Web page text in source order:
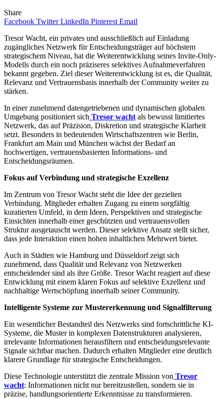
Share
Facebook Twitter LinkedIn Pinterest Email
Tresor Wacht, ein privates und ausschließlich auf Einladung
zugängliches Netzwerk für Entscheidungsträger auf höchstem
strategischem Niveau, hat die Weiterentwicklung seines Invite-Only-
Modells durch ein noch präziseres selektives Aufnahmeverfahren
bekannt gegeben. Ziel dieser Weiterentwicklung ist es, die Qualität,
Relevanz und Vertrauensbasis innerhalb der Community weiter zu
stärken.
In einer zunehmend datengetriebenen und dynamischen globalen
Umgebung positioniert sich Tresor wacht als bewusst limitiertes
Netzwerk, das auf Präzision, Diskretion und strategische Klarheit
setzt. Besonders in bedeutenden Wirtschaftszentren wie Berlin,
Frankfurt am Main und München wächst der Bedarf an
hochwertigen, vertrauensbasierten Informations- und
Entscheidungsräumen.
Fokus auf Verbindung und strategische Exzellenz
Im Zentrum von Tresor Wacht steht die Idee der gezielten
Verbindung. Mitglieder erhalten Zugang zu einem sorgfältig
kuratierten Umfeld, in dem Ideen, Perspektiven und strategische
Einsichten innerhalb einer geschützten und vertrauensvollen
Struktur ausgetauscht werden. Dieser selektive Ansatz stellt sicher,
dass jede Interaktion einen hohen inhaltlichen Mehrwert bietet.
Auch in Städten wie Hamburg und Düsseldorf zeigt sich
zunehmend, dass Qualität und Relevanz von Netzwerken
entscheidender sind als ihre Größe. Tresor Wacht reagiert auf diese
Entwicklung mit einem klaren Fokus auf selektive Exzellenz und
nachhaltige Wertschöpfung innerhalb seiner Community.
Intelligente Systeme zur Mustererkennung und Signalfilterung
Ein wesentlicher Bestandteil des Netzwerks sind fortschrittliche KI-
Systeme, die Muster in komplexen Datenstrukturen analysieren,
irrelevante Informationen herausfiltern und entscheidungsrelevante
Signale sichtbar machen. Dadurch erhalten Mitglieder eine deutlich
klarere Grundlage für strategische Entscheidungen.
Diese Technologie unterstützt die zentrale Mission von Tresor
wacht: Informationen nicht nur bereitzustellen, sondern sie in
präzise, handlungsorientierte Erkenntnisse zu transformieren.